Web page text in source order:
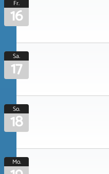
Fr.
16
Sa.
17
So.
18
Mo.